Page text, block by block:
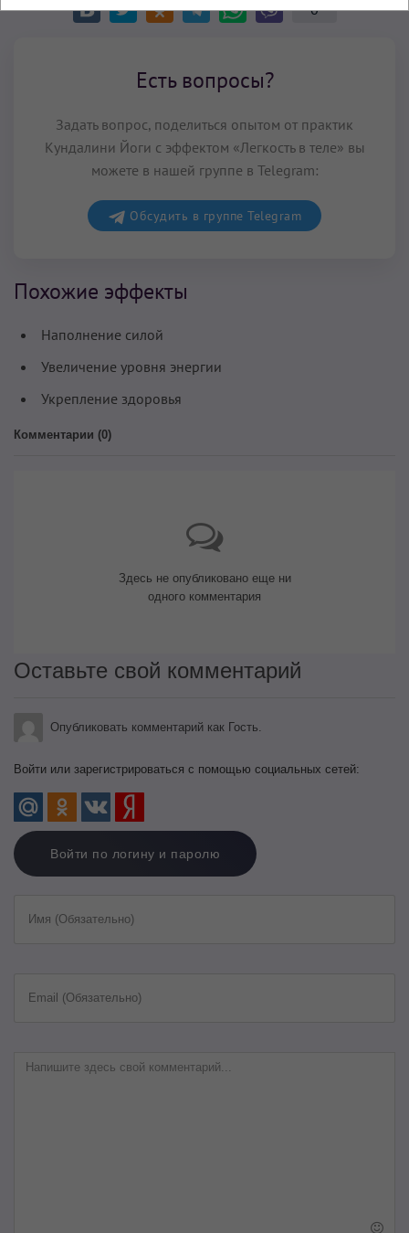
0
Есть вопросы?
Задать вопрос, поделиться опытом от практик
Кундалини Йоги с эффектом «Легкость в теле» вы
можете в нашей группе в Telegram:
Обсудить в группе Telegram
Похожие эффекты
Наполнение силой
Увеличение уровня энергии
Укрепление здоровья
Комментарии (0)
Здесь не опубликовано еще ни
одного комментария
Оставьте свой комментарий
Опубликовать комментарий как Гость.
Войти или зарегистрироваться с помощью социальных сетей:
Войти по логину и паролю
Имя (Обязательно)
Email (Обязательно)